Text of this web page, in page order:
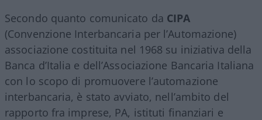
Secondo quanto comunicato da CIPA
(Convenzione Interbancaria per l’Automazione)
associazione costituita nel 1968 su iniziativa della
Banca d’Italia e dell’Associazione Bancaria Italiana
con lo scopo di promuovere l’automazione
interbancaria, è stato avviato, nell’ambito del
rapporto fra imprese, PA, istituti finanziari e